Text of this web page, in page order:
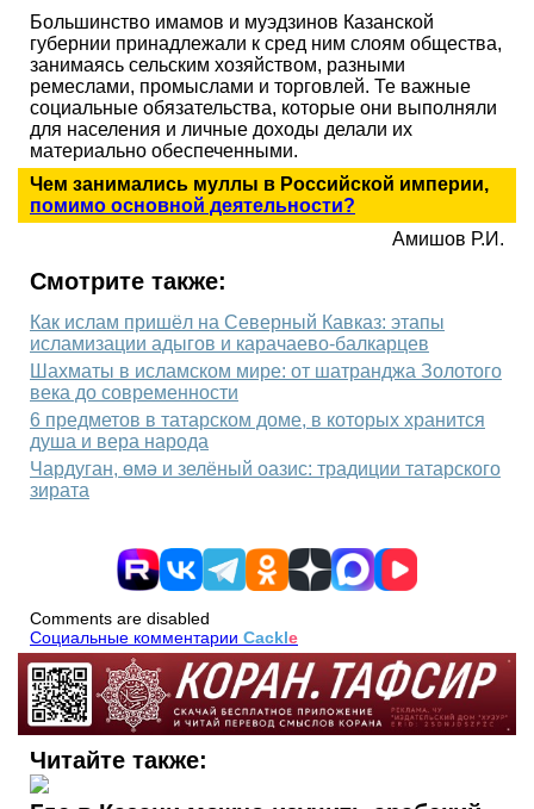
Большинство имамов и муэдзинов Казанской
губернии принадлежали к сред ним слоям общества,
занимаясь сельским хозяйством, разными
ремеслами, промыслами и торговлей. Те важные
социальные обязательства, которые они выполняли
для населения и личные доходы делали их
материально обеспеченными.
Чем занимались муллы в Российской империи,
помимо основной деятельности?
Амишов Р.И.
Смотрите также:
Как ислам пришёл на Северный Кавказ: этапы
исламизации адыгов и карачаево‑балкарцев
Шахматы в исламском мире: от шатранджа Золотого
века до современности
6 предметов в татарском доме, в которых хранится
душа и вера народа
Чардуган, өмә и зелёный оазис: традиции татарского
зирата
Comments are disabled
Социальные комментарии Cackle
Читайте также: